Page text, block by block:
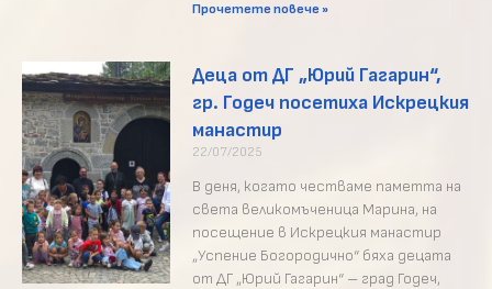
Прочетете повече »
Деца от ДГ „Юрий Гагарин“,
гр. Годеч посетиха Искрецкия
манастир
22/07/2025
В деня, когато честваме паметта на
света великомъченица Марина, на
посещение в Искрецкия манастир
„Успение Богородично“ бяха децата
от ДГ „Юрий Гагарин“ – град Годеч,